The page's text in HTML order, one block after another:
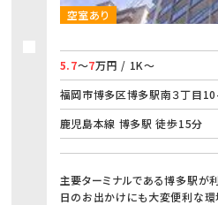
空室あり
5.7～7万円 / 1K～
福岡市博多区博多駅南３丁目
鹿児島本線 博多駅 徒歩15分
主要ターミナルである博多駅が
日のお出かけにも大変便利な環